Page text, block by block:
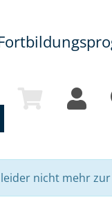
nicht mehr